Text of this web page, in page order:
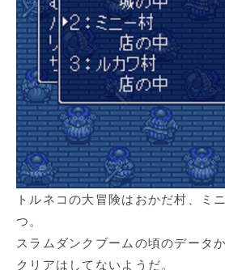
トルネコの大冒険はおかだ村、ミ
つ。
スラムダンクブームの頃のデータ
クリアはしてないようだ。